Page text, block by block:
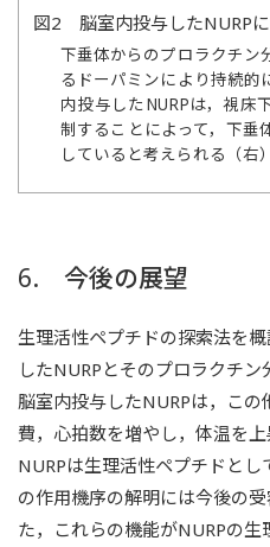
図2 脳室内投与したNURP
下垂体からのプロラクチン
るドーパミンにより持続的
内投与したNURPは，視床
制することによって，下垂
していると考えられる（右）
6. 今後の展望
生理活性ペプチドの探索法を
したNURPとそのプロラクチン
脳室内投与したNURPは，こ
費，心拍数を増やし，体温を上
NURPは生理活性ペプチドと
の作用機序の解明には今後の
た，これらの機能がNURPの